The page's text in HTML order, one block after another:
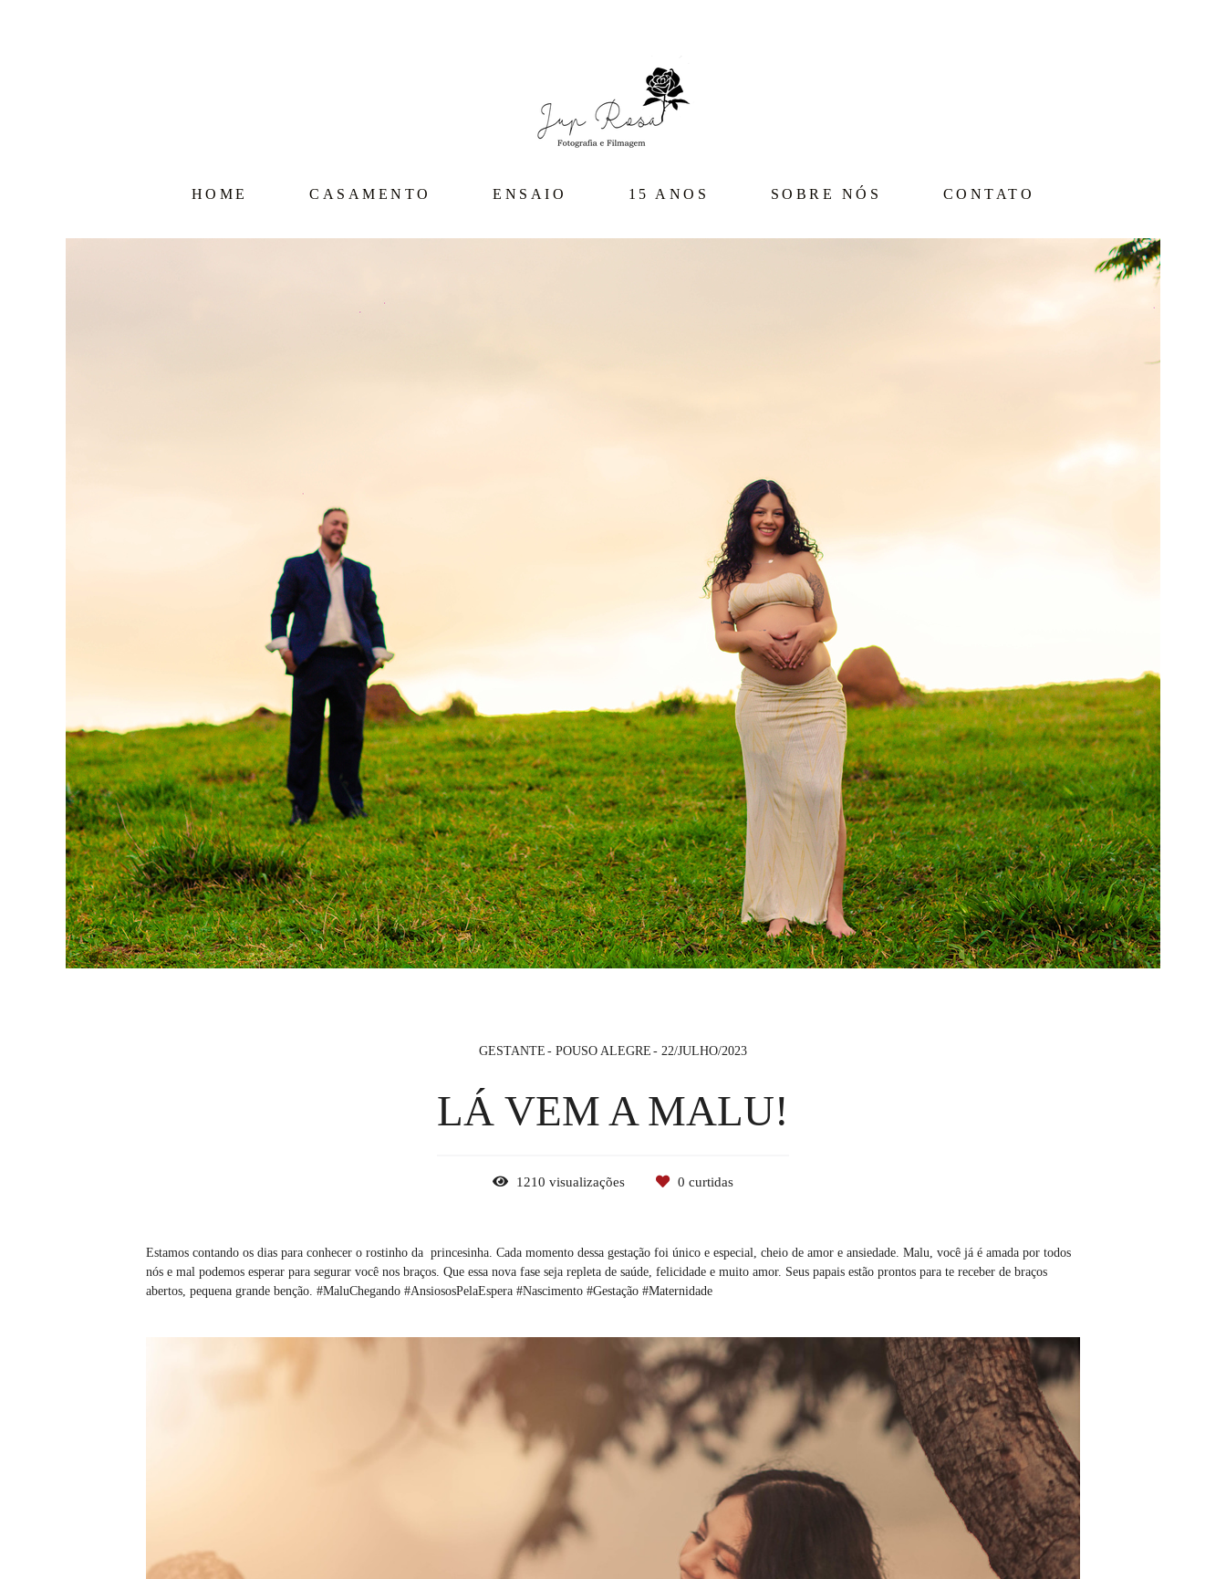
HOME CASAMENTO ENSAIO 15 ANOS SOBRE NÓS CONTATO
GESTANTE POUSO ALEGRE 22/JULHO/2023
LÁ VEM A MALU!
1210 visualizações 0 curtidas
Estamos contando os dias para conhecer o rostinho da princesinha. Cada momento dessa gestação foi único e especial, cheio de amor e ansiedade. Malu, você já é amada por todos
nós e mal podemos esperar para segurar você nos braços. Que essa nova fase seja repleta de saúde, felicidade e muito amor. Seus papais estão prontos para te receber de braços
abertos, pequena grande benção. #MaluChegando #AnsiososPelaEspera #Nascimento #Gestação #Maternidade